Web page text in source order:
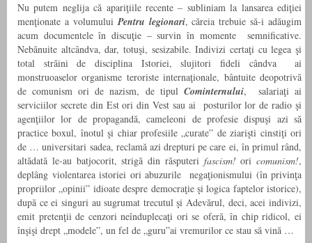
Nu putem neglija că apariţiile recente – subliniam la lansarea ediţiei
menţionate a volumuluiPentru legionari, căreia trebuie să-i adăugim
acum documentele în discuţie – survin în momente semnificative.
Nebănuite altcândva, dar, totuşi, sesizabile. Indivizi certaţi cu legea şi
total străini de disciplina Istoriei, slujitori fideli cândva ai
monstruoaselor organisme teroriste internaţionale, bântuite deopotrivă
de comunism ori de nazism, de tipul Cominternului,
salariaţi ai
serviciilor secrete din Est ori din Vest sau ai posturilor lor de radio şi
agenţiilor lor de propagandă, cameleoni de profesie dispuşi azi să
practice boxul, înotul şi chiar profesiile „curate” de ziarişti cinstiţi ori
de … universitari sadea, reclamă azi drepturi pe care ei, în primul rând,
altădată le-au batjocorit, strigă din răsputeri fascism!ori comunism!,
deplâng violentarea istoriei ori abuzurile negaţionismului (în privinţa
propriilor „opinii” idioate despre democraţie şi logica faptelor istorice),
după ce ei singuri au sugrumat trecutul şi Adevărul, deci, acei indivizi,
emit pretenţii de cenzori neînduplecaţi ori se oferă, în chip ridicol, ei
înşişi drept „modele”, un fel de „guru”ai vremurilor ce stau să vină …